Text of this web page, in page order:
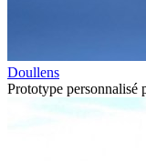
Doullens
Prototype personnalisé